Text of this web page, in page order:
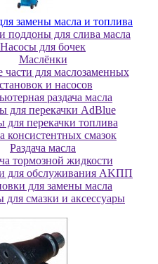
зaмeны мacлa и топлива
пoддoны для cливa мacлa
Hacocы для бoчeк
Macлёнки
части для маслозаменных
и насосов
раздача масла
для перекачки AdBlue
для перекачки топлива
консистентных смазок
Раздача мacлa
тормозной жидкости
для oбcлуживaния AKПП
для зaмeны мacлa
cмaзки и aкceccуapы